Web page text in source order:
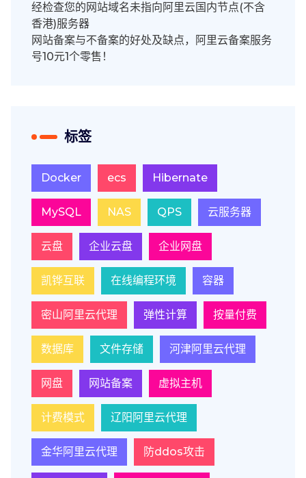
经检查您的网站域名未指向阿里云国内节点(不含
香港)服务器
网站备案与不备案的好处及缺点，阿里云备案服务
号10元1个零售！
标签
Docker ecs Hibernate
MySQL NAS QPS 云服务器
云盘 企业云盘 企业网盘
凯铧互联 在线编程环境 容器
密山阿里云代理 弹性计算 按量付费
数据库 文件存储 河津阿里云代理
网盘 网站备案 虚拟主机
计费模式 辽阳阿里云代理
金华阿里云代理 防ddos攻击